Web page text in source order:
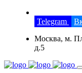
Telegram
Москва, м.
д.5